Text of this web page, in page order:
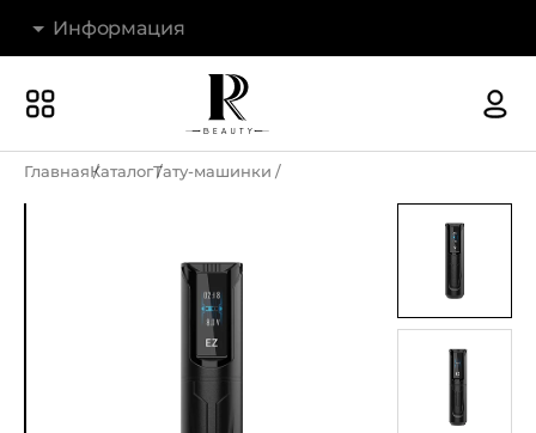
Информация
Наши магазины
Доставка и оплата
ГлавнаяКаталогТату-машинки